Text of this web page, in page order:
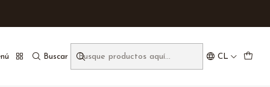
Buscar CL